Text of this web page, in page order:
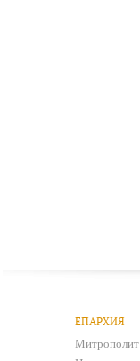
ЕПАРХИЯ
Митрополит